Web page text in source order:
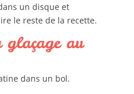
un disque et
le reste de la recette.
glaçage au
dans un bol.